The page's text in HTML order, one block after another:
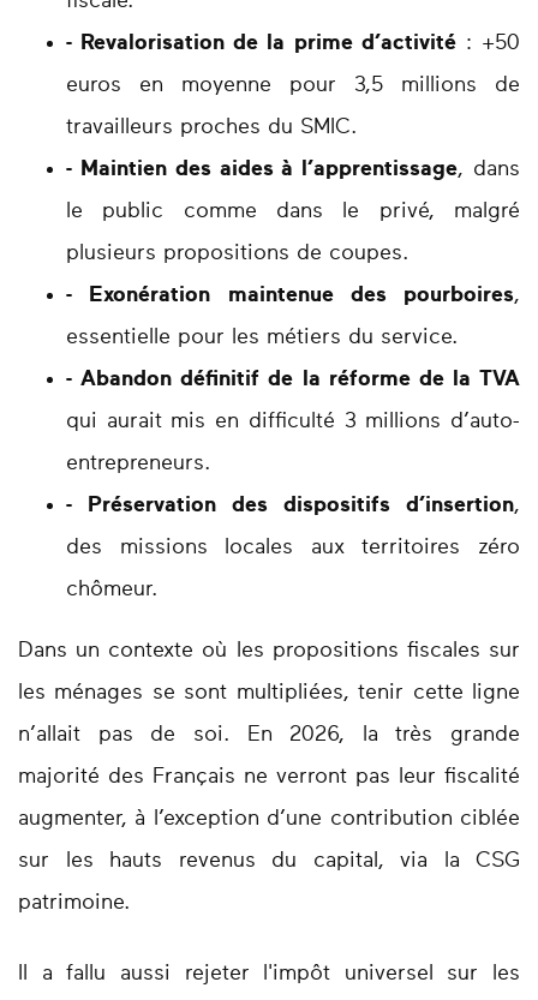
- Revalorisation de la prime d’activité: +50
euros en moyenne pour 3,5 millions de
travailleurs proches du SMIC.
- Maintien des aides à l’apprentissage, dans
le public comme dans le privé, malgré
plusieurs propositions de coupes.
- Exonération maintenue des pourboires,
essentielle pour les métiers du service.
- Abandon définitif de la réforme de la TVA
qui aurait mis en difficulté 3 millions d’auto-
entrepreneurs.
- Préservation des dispositifs d’insertion,
des missions locales aux territoires zéro
chômeur.
Dans un contexte où les propositions fiscales sur
les ménages se sont multipliées,tenir cette ligne
n’allait pas de soi. En 2026, la très grande
majorité des Français ne verront pas leur fiscalité
augmenter, à l’exception d’une contribution ciblée
sur les hauts revenus du capital, via la CSG
patrimoine.
Il a fallu aussi rejeter l'impôt universel sur les